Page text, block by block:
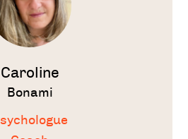
Caroline
Bonami